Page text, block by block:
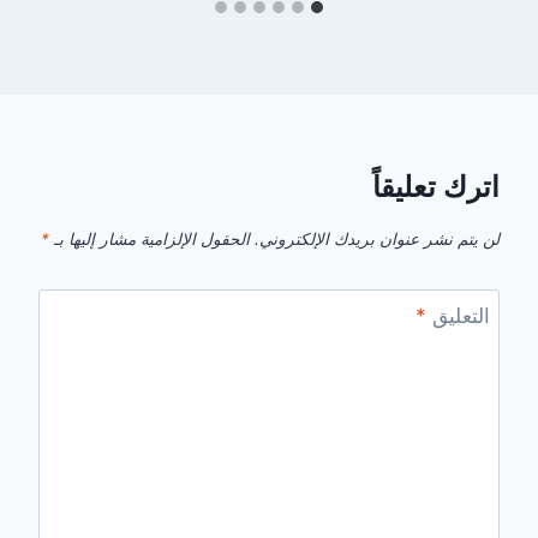
اترك تعليقاً
لن يتم نشر عنوان بريدك الإلكتروني. الحقول الإلزامية مشار إليها بـ *
التعليق *